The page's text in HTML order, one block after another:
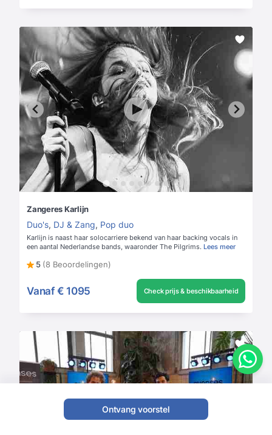
Zangeres Karlijn
Duo's, DJ & Zang, Pop duo
Karlijn is naast haar solocarriere bekend van haar backing vocals in
een aantal Nederlandse bands, waaronder The Pilgrims. Lees meer
5 (8 Beoordelingen)
Vanaf € 1095 Check prijs & beschikbaarheid
Ontvang voorstel